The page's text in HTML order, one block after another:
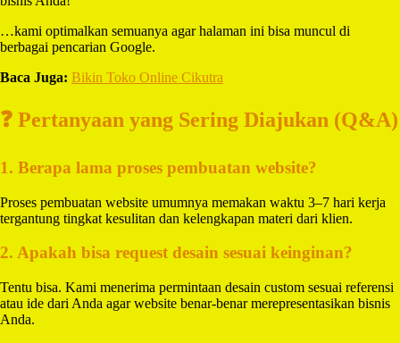
…kami optimalkan semuanya agar halaman ini bisa muncul di
berbagai pencarian Google.
Baca Juga: Bikin Toko Online Cikutra
❓ Pertanyaan yang Sering Diajukan (Q&A)
1. Berapa lama proses pembuatan website?
Proses pembuatan website umumnya memakan waktu 3–7 hari kerja
tergantung tingkat kesulitan dan kelengkapan materi dari klien.
2. Apakah bisa request desain sesuai keinginan?
Tentu bisa. Kami menerima permintaan desain custom sesuai referensi
atau ide dari Anda agar website benar-benar merepresentasikan bisnis
Anda.